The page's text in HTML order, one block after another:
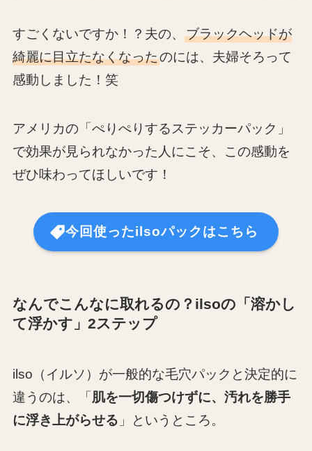
すごくないですか！？夫の、 ブラックヘッドが
綺麗に目立たなくなったのには、夫婦そろって
感動しました！笑
アメリカの「ぺりぺりするステッカーパック」
で効果が見られなかった人にこそ、この感動を
ぜひ味わってほしいです！
今回使ったilsoパックはこちら
なんでこんなに取れるの？ilsoの「溶かし
て浮かす」2ステップ
ilso（イルソ）が一般的な毛穴パックと決定的に
違うのは、「肌を一切傷つけずに、汚れを勝手
に浮き上がらせる 」というところ。